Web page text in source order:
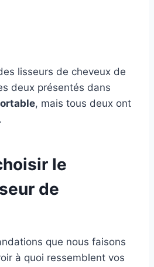
lisseurs de cheveux de
deux présentés dans
, mais tous deux ont
le
de
que nous faisons
à quoi ressemblent vos